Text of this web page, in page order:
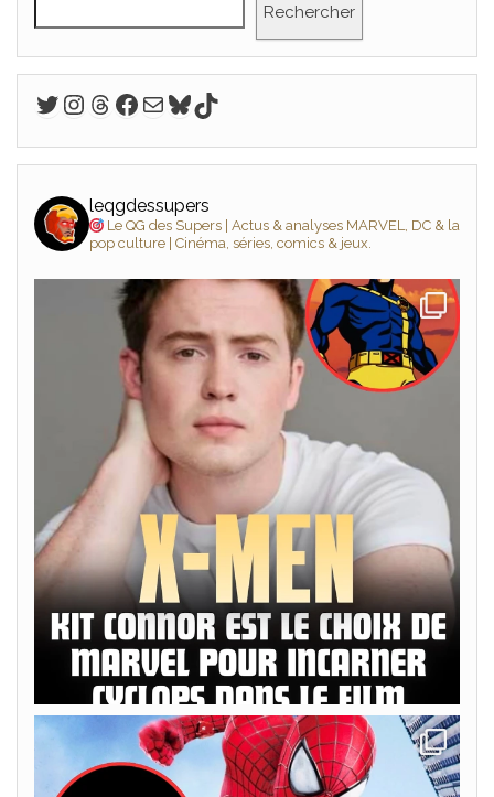
Rechercher
Twitter
Instagram
Threads
Facebook
E-mail
Bluesky
TikTok
leqgdessupers
Le QG des Supers | Actus & analyses MARVEL, DC & la
pop culture | Cinéma, séries, comics & jeux.